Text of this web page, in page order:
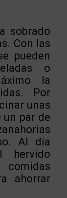
sobrado
Con las
pueden
o
la
Por
unas
un par de
Al día
hervido
comidas
ahorrar